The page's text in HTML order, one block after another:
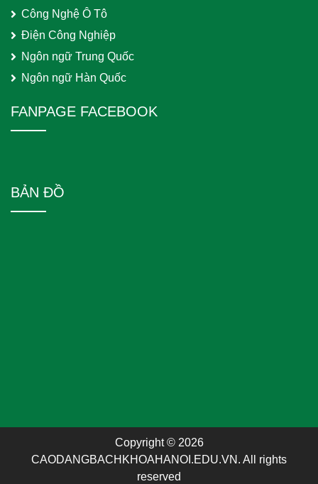
Công Nghệ Ô Tô
Điện Công Nghiệp
Ngôn ngữ Trung Quốc
Ngôn ngữ Hàn Quốc
FANPAGE FACEBOOK
BẢN ĐỒ
Copyright © 2026
CAODANGBACHKHOAHANOI.EDU.VN. All rights
reserved